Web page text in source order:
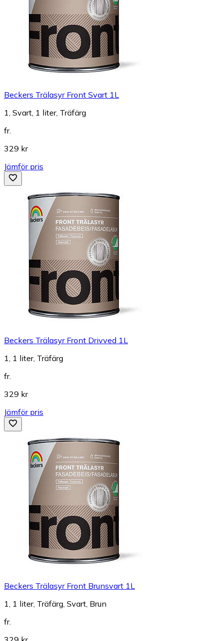
Beckers Trälasyr Front Svart 1L
1, Svart, 1 liter, Träfärg
fr.
329 kr
Jämför pris
Beckers Trälasyr Front Drivved 1L
1, 1 liter, Träfärg
fr.
329 kr
Jämför pris
Beckers Trälasyr Front Brunsvart 1L
1, 1 liter, Träfärg, Svart, Brun
fr.